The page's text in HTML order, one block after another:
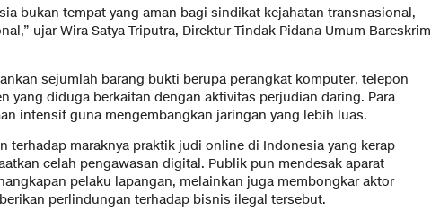
bukan tempat yang aman bagi sindikat kejahatan transnasional,
ujar Wira Satya Triputra, Direktur Tindak Pidana Umum Bareskrim
sejumlah barang bukti berupa perangkat komputer, telepon
yang diduga berkaitan dengan aktivitas perjudian daring. Para
intensif guna mengembangkan jaringan yang lebih luas.
terhadap maraknya praktik judi online di Indonesia yang kerap
celah pengawasan digital. Publik pun mendesak aparat
pelaku lapangan, melainkan juga membongkar aktor
perlindungan terhadap bisnis ilegal tersebut.